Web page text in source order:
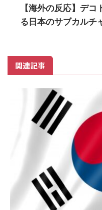
【海外の反応】デ
る日本のサブカルチ
関連記事